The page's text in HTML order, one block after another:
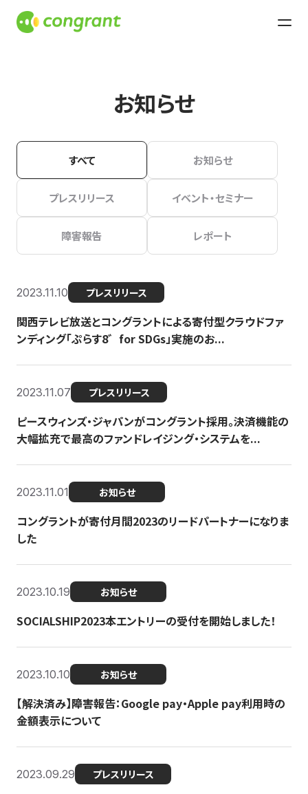
お知らせ
すべて お知らせ
プレスリリース イベント・セミナー
障害報告 レポート
2023.11.10 プレスリリース
関西テレビ放送とコングラントによる寄付型クラウドファ
ンディング「ぷらす8゛for SDGs」実施のお...
2023.11.07 プレスリリース
ピースウィンズ・ジャパンがコングラント採用。決済機能の
大幅拡充で最高のファンドレイジング・システムを...
2023.11.01 お知らせ
コングラントが寄付月間2023のリードパートナーになりま
した
2023.10.19 お知らせ
SOCIALSHIP2023本エントリーの受付を開始しました！
2023.10.10 お知らせ
【解決済み】障害報告：Google pay・Apple pay利用時の
金額表示について
2023.09.29 プレスリリース